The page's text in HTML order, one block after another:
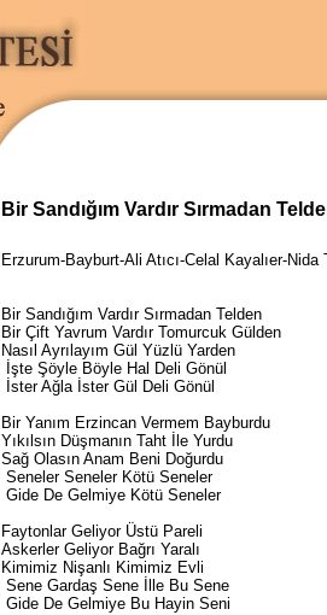
Bir Sandığım Vardır Sırmadan
Erzurum-Bayburt-Ali Atıcı-Celal Kayalıer-Nida
Bir Sandığım Vardır Sırmadan Telden
Bir Çift Yavrum Vardır Tomurcuk Gülden
Nasıl Ayrılayım Gül Yüzlü Yarden
İşte Şöyle Böyle Hal Deli Gönül
İster Ağla İster Gül Deli Gönül
Bir Yanım Erzincan Vermem Bayburdu
Yıkılsın Düşmanın Taht İle Yurdu
Sağ Olasın Anam Beni Doğurdu
Seneler Seneler Kötü Seneler
Gide De Gelmiye Kötü Seneler
Faytonlar Geliyor Üstü Pareli
Askerler Geliyor Bağrı Yaralı
Kimimiz Nişanlı Kimimiz Evli
Sene Gardaş Sene İlle Bu Sene
Gide De Gelmiye Bu Hayin Seni